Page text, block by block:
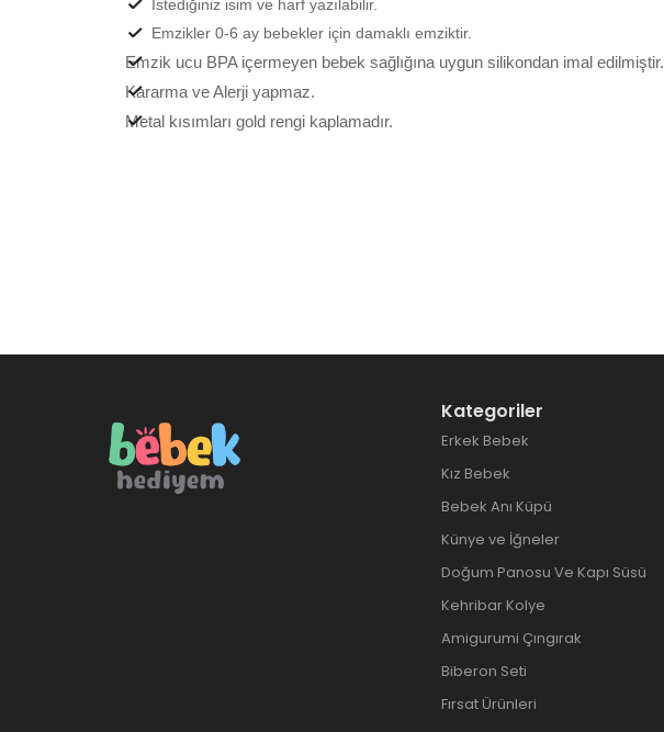
İstediğiniz isim ve harf yazılabilir.
Emzikler 0-6 ay bebekler için damaklı emziktir.
Emzik ucu BPA içermeyen bebek sağlığına uygun silikondan imal edilmiştir.
Kararma ve Alerji yapmaz.
Metal kısımları gold rengi kaplamadır.
Kategoriler
Erkek Bebek
Kız Bebek
Bebek Anı Küpü
Künye ve İğneler
Doğum Panosu Ve Kapı Süsü
Kehribar Kolye
Amigurumi Çıngırak
Biberon Seti
Fırsat Ürünleri